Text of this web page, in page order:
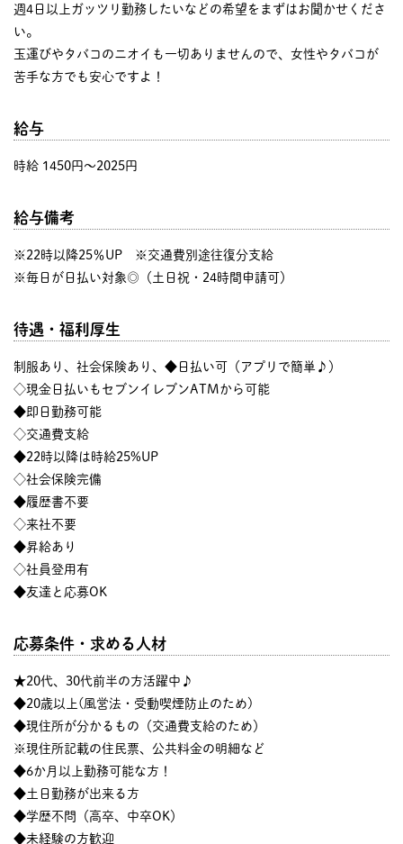
週4日以上ガッツリ勤務したいなどの希望をまずはお聞かせくださ
い。
玉運びやタバコのニオイも一切ありませんので、女性やタバコが
苦手な方でも安心ですよ！
給与
時給 1450円〜2025円
給与備考
※22時以降25％UP ※交通費別途往復分支給
※毎日が日払い対象◎（土日祝・24時間申請可）
待遇・福利厚生
制服あり、社会保険あり、◆日払い可（アプリで簡単♪）
◇現金日払いもセブンイレブンATMから可能
◆即日勤務可能
◇交通費支給
◆22時以降は時給25%UP
◇社会保険完備
◆履歴書不要
◇来社不要
◆昇給あり
◇社員登用有
◆友達と応募OK
応募条件・求める人材
★20代、30代前半の方活躍中♪
◆20歳以上(風営法・受動喫煙防止のため)
◆現住所が分かるもの（交通費支給のため）
※現住所記載の住民票、公共料金の明細など
◆6か月以上勤務可能な方！
◆土日勤務が出来る方
◆学歴不問（高卒、中卒OK）
◆未経験の方歓迎